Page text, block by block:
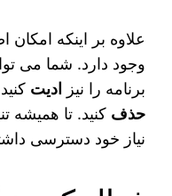
وجود دارد. شما می‌
برنامه را نیز
ادیت
حذف کنید. تا همیشه
نیاز خود دسترسی